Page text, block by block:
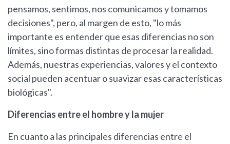
pensamos, sentimos, nos comunicamos y tomamos
decisiones", pero, al margen de esto, "lo más
importante es entender que esas diferencias no son
límites, sino formas distintas de procesar la realidad.
Además, nuestras experiencias, valores y el contexto
social pueden acentuar o suavizar esas características
biológicas".
Diferencias entre el hombre y la mujer
En cuanto a las principales diferencias entre el